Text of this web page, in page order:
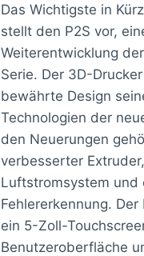
Das Wichtigste in
stellt den P2S vor,
Weiterentwicklung
Serie. Der 3D-
bewährte Design
Technologien der
den Neuerungen
verbesserter
Luftstromsystem und
Fehlererkennung.
ein 5-Zoll-
Benutzeroberfläche